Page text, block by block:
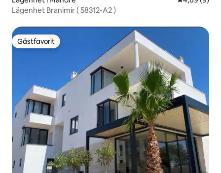
Lägenhet Branimir ( 58312-A2 )
Gästfavorit
Gästfavorit